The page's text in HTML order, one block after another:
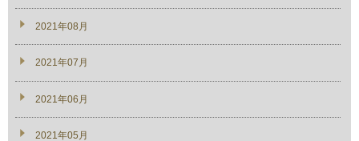
2021年08月
2021年07月
2021年06月
2021年05月